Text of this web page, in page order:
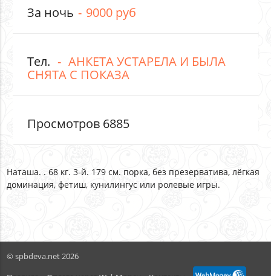
За ночь 9000 руб
Тел. АНКЕТА УСТАРЕЛА И БЫЛА
СНЯТА С ПОКАЗА
Просмотров 6885
Наташа. . 68 кг. 3-й. 179 см. порка, без презерватива, лёгкая
доминация, фетиш, кунилингус или ролевые игры.
© spbdeva.net 2026